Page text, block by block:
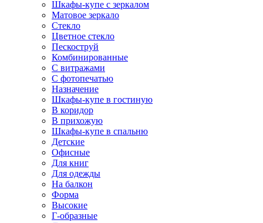
Шкафы-купе с зеркалом
Матовое зеркало
Стекло
Цветное стекло
Пескоструй
Комбинированные
С витражами
С фотопечатью
Назначение
Шкафы-купе в гостиную
В коридор
В прихожую
Шкафы-купе в спальню
Детские
Офисные
Для книг
Для одежды
На балкон
Форма
Высокие
Г-образные